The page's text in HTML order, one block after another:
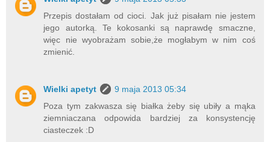
Przepis dostałam od cioci. Jak już pisałam nie jestem
jego autorką. Te kokosanki są naprawdę smaczne,
więc nie wyobrażam sobie,że mogłabym w nim coś
zmienić.
Wielki apetyt
9 maja 2013 05:34
Poza tym zakwasza się białka żeby się ubiły a mąka
ziemniaczana odpowida bardziej za konsystencję
ciasteczek :D